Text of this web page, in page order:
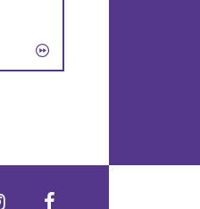
Instagram